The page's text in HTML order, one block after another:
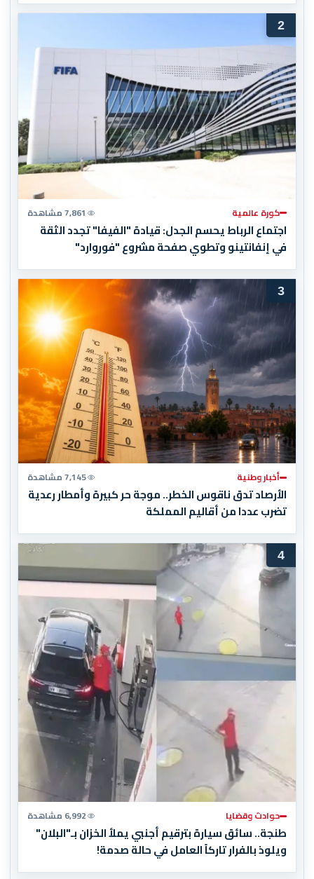
2
كورة عالمية 7,861 مشاهدة
اجتماع الرباط يحسم الجدل: قيادة "الفيفا" تجدد الثقة
في إنفانتينو وتطوي صفحة مشروع "فوروارد"
3
أخبار وطنية 7,145 مشاهدة
الأرصاد تدق ناقوس الخطر.. موجة حر كبيرة وأمطار رعدية
تضرب عددا من أقاليم المملكة
4
حوادث وقضايا 6,992 مشاهدة
طنجة.. سائق سيارة بترقيم أجنبي يملأ الخزان بـ"البلان"
ويلوذ بالفرار تاركاً العامل في حالة صدمة!